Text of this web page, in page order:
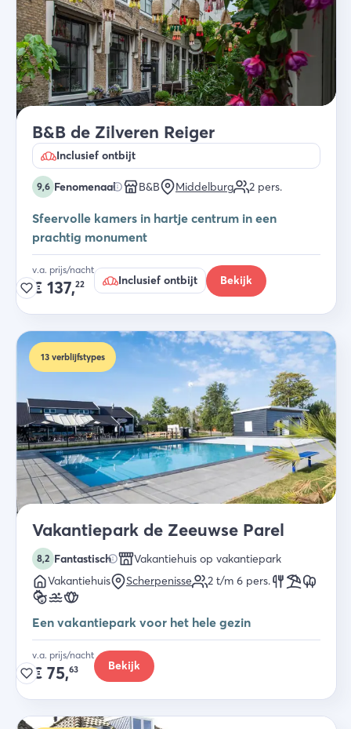
B&B de Zilveren Reiger
Inclusief ontbijt
9,6 Fenomenaal B&B Middelburg 2 pers.
Sfeervolle kamers in hartje centrum in een
prachtig monument
v.a. prijs/nacht
€ 137,22 Inclusief ontbijt Bekijk
13 verblijfstypes
Vakantiepark de Zeeuwse Parel
8,2 Fantastisch
Vakantiehuis op vakantiepark
Vakantiehuis
Scherpenisse 2 t/m 6 pers.
Een vakantiepark voor het hele gezin
v.a. prijs/nacht
€ 75,63 Bekijk